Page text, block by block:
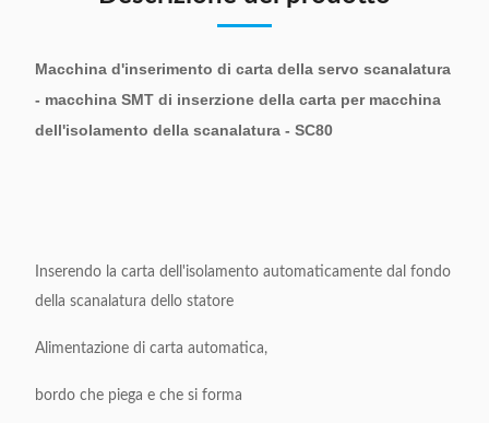
Macchina d'inserimento di carta della servo scanalatura
- macchina SMT di inserzione della carta per macchina
dell'isolamento della scanalatura - SC80
Inserendo la carta dell'isolamento automaticamente dal fondo
della scanalatura dello statore
Alimentazione di carta automatica,
bordo che piega e che si forma